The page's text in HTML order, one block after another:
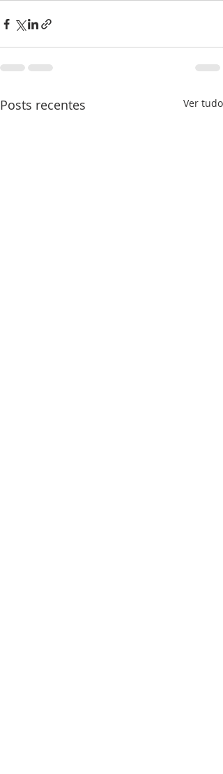
Posts recentes Ver tudo